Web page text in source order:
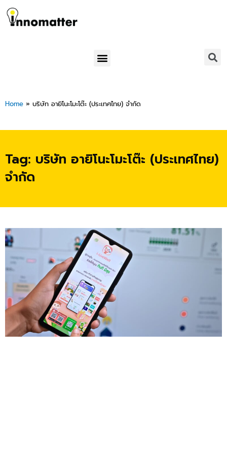
Skip
to
content
Menu
Home » บริษัท อายิโนะโมะโต๊ะ (ประเทศไทย) จำกัด
Tag: บริษัท อายิโนะโมะโต๊ะ (ประเทศไทย)
จำกัด